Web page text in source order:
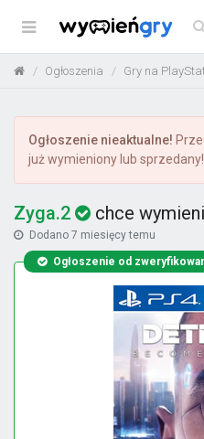
Menu
Ogłoszenia Gry na
Ogłoszenie nieaktualne!
już wymieniony lub sprzedany!
Zyga.2 chce
Dodano 7 miesięcy temu
Ogłoszenie od